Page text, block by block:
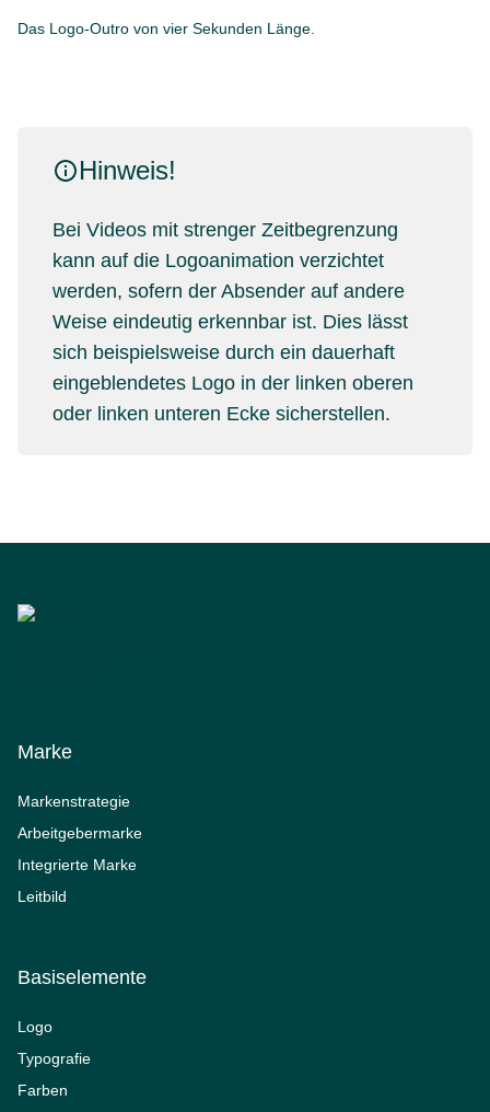
Das Logo-Outro von vier Sekunden Länge.
Hinweis!
Bei Videos mit strenger Zeitbegrenzung
kann auf die Logoanimation verzichtet
werden, sofern der Absender auf andere
Weise eindeutig erkennbar ist. Dies lässt
sich beispielsweise durch ein dauerhaft
eingeblendetes Logo in der linken oberen
oder linken unteren Ecke sicherstellen.
Marke
Markenstrategie
Arbeitgebermarke
Integrierte Marke
Leitbild
Basiselemente
Logo
Typografie
Farben